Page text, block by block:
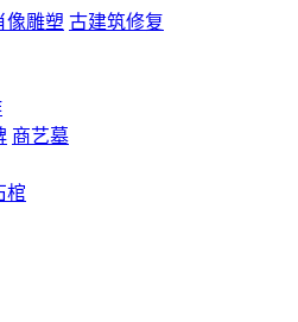
像雕塑 古建筑修复
商艺墓
棺